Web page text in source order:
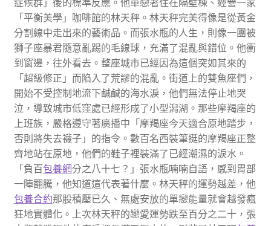
症候群」後的標準反應。他單戀著住在隔壁棟、經營一家
「平衡美學」咖啡館的林天秤。林天秤完美得像是從黃金
分割線中走出來的藝術品。而張水瓶的人生，則像一團被
獅子座暴君隨意亂踢的毛線球，充滿了混亂與錯位。他衝
到窗邊，往外看去。整座城市已經因為這個突如其來的
「超級修正」而陷入了荒謬的混亂。街道上的雙魚座們，
開始不受控制地流下鹹鹹的海水淚，他們無法停止地哭
泣，導致城市低窪處已經形成了小型潟湖。那些摩羯座的
上班族，嚴格遵守著廣播中「摩羯座今天適合原地踏步，
否則將失去襪子」的指令。數百名西裝筆挺的摩羯座正整
齊地站在原地，他們的鞋子裡裝滿了已經潮濕的淚水。
「負百包養網分之八十七？」張水瓶喃喃自語，感到胃部
一陣翻騰，他知道這代表著什麼。林天秤的運勢越差，他
包養合約那股積壓已久、無處安放的單戀能量就會越發瘋
狂地實體化。上次林天秤的戀愛運勢跌至百分之二十，張